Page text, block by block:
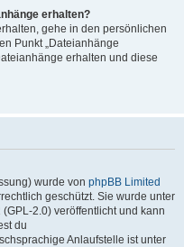
erhalten?
gehe in den persönlichen
Punkt „Dateianhänge
erhalten und diese
wurde von phpBB Limited
geschützt. Sie wurde unter
2.0) veröffentlicht und kann
du
Anlaufstelle ist unter